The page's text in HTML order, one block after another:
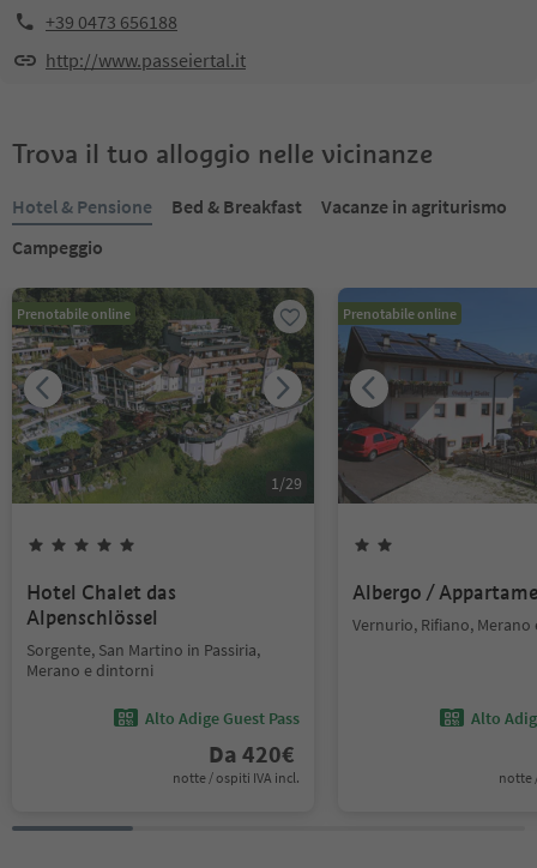
+39 0473 656188
http://www.passeiertal.it
Trova il tuo alloggio nelle vicinanze
Hotel & Pensione Bed & Breakfast
Vacanze in agriturismo
Campeggio
Prenotabile online
1/29
Hotel Chalet das
Alpenschlössel
Sorgente, San Martino in Passiria,
Merano e dintorni
Alto Adige Guest Pass
Da 420€
notte / ospiti IVA incl.
Prenotabile online
Albergo /
Vernurio, Rifiano,
Alto
notte